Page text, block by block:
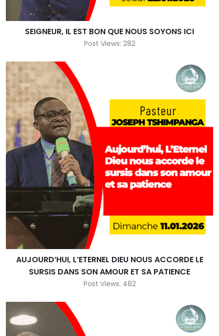
SEIGNEUR, IL EST BON QUE NOUS SOYONS ICI
Post Views: 282
AUJOURD’HUI, L’ETERNEL DIEU NOUS ACCORDE LE
SURSIS DANS SON AMOUR ET SA PATIENCE
Post Views: 482